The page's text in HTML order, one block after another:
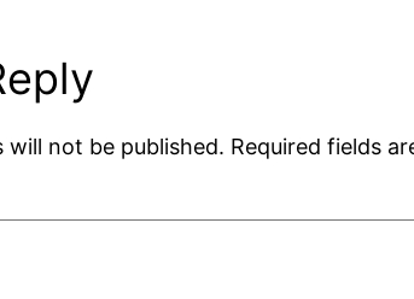
will not be published. Required fields